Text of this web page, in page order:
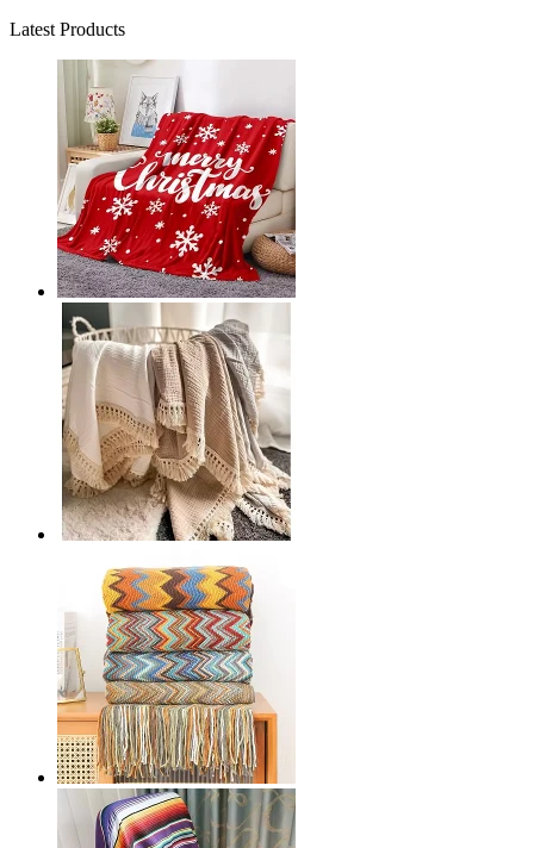
Latest Products